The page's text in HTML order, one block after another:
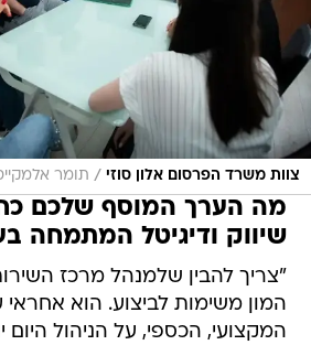
צוות משרד הפרסום אלון סוזי / תומר
מה הערך המוסף שלכם
שיווק ודיגיטל המתמחה
"צריך להבין שלמנהל מרכז
המון משימות לביצוע. הוא אחראי
המקצועי, הכספי, על הניהול היום